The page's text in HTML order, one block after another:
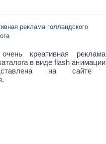
реклама голландского
креативная реклама
в виде flash анимации
на сайте